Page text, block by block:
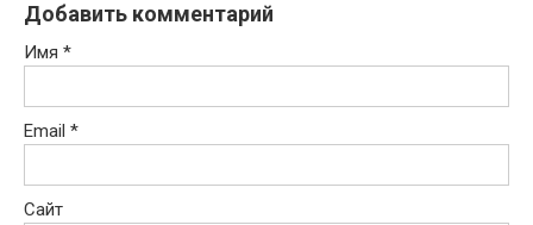
Добавить комментарий
Имя *
Email *
Сайт